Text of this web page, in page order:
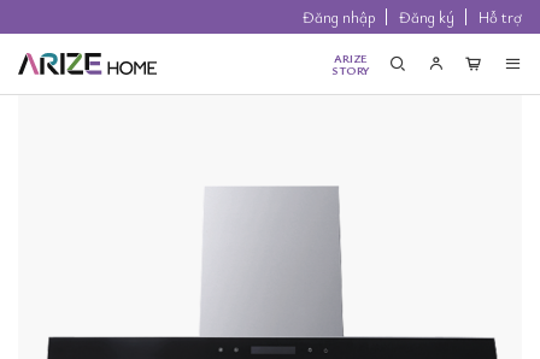
Đăng nhập Đăng ký Hỗ trợ
ARIZE
STORY